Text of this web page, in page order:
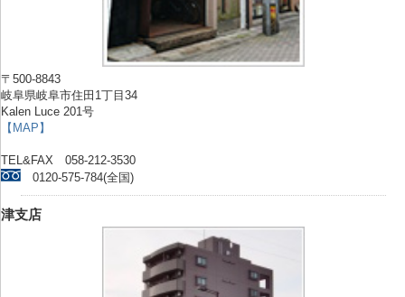
〒500-8843
岐阜県岐阜市住田1丁目34
Kalen Luce 201号
【MAP】
TEL&FAX 058-212-3530
0120-575-784(全国)
津支店